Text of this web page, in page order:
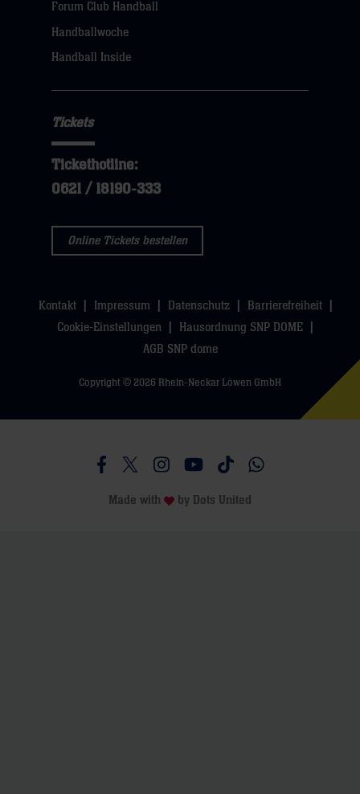
Forum Club Handball
Handballwoche
Handball Inside
Tickets
Tickethotline:
0621 / 18190-333
Online Tickets bestellen
Kontakt Impressum Datenschutz
Barrierefreiheit
Cookie-Einstellungen
Hausordnung SNP DOME
AGB SNP dome
Copyright © 2026 Rhein-Neckar Löwen GmbH
Besucht uns auf Facebook
Besucht uns auf Twitter
Besucht uns auf Instagram
Besucht uns auf Youtube
Besucht uns auf
Besucht uns auf
Made with by Dots United